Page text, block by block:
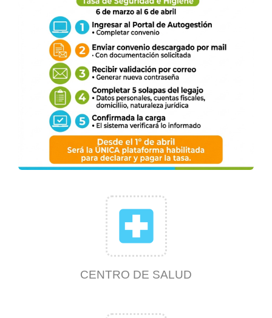
local_hospital
CENTRO DE SALUD